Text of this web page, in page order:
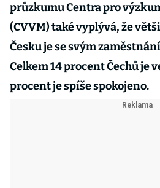
průzkumu Centra pro
(CVVM) také vyplývá, že
Česku je se svým
Celkem 14 procent Čechů je
procent je spíše spokojeno.